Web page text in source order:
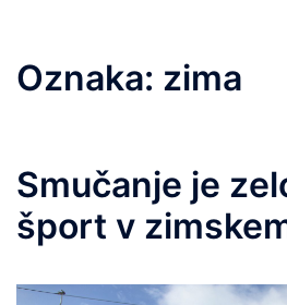
Oznaka: zima
Smučanje je
šport v